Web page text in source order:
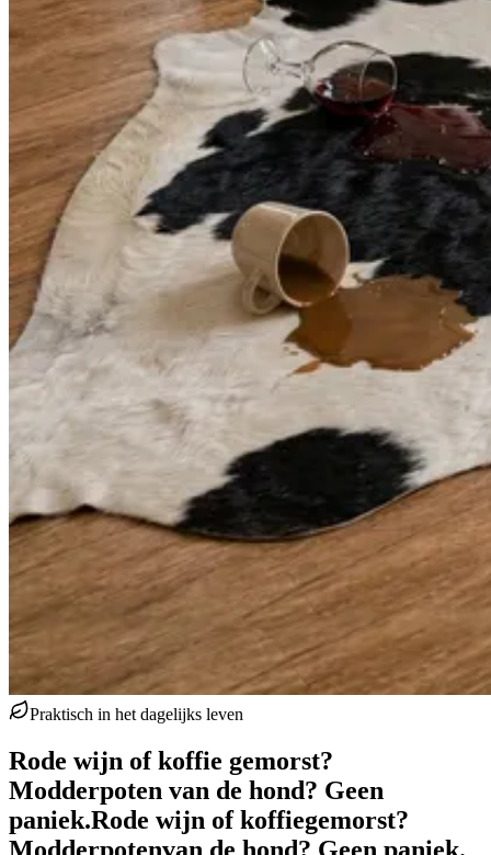
Praktisch in het dagelijks leven
Rode wijn of koffie gemorst?
Modderpoten van de hond? Geen
paniek.Rode wijn of koffiegemorst?